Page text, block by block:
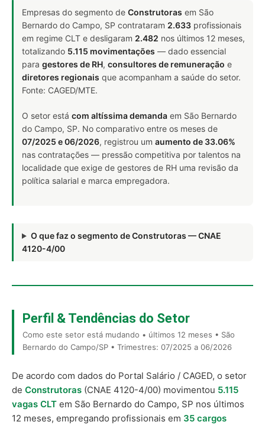
Empresas do segmento de Construtoras em São
Bernardo do Campo, SP contrataram 2.633 profissionais
em regime CLT e desligaram 2.482 nos últimos 12 meses,
totalizando 5.115 movimentações — dado essencial
para gestores de RH, consultores de remuneração e
diretores regionais que acompanham a saúde do setor.
Fonte: CAGED/MTE.
O setor está com altíssima demanda em São Bernardo
do Campo, SP. No comparativo entre os meses de
07/2025 e 06/2026, registrou um aumento de 33.06%
nas contratações — pressão competitiva por talentos na
localidade que exige de gestores de RH uma revisão da
política salarial e marca empregadora.
O que faz o segmento de Construtoras — CNAE
4120-4/00
Perfil & Tendências do Setor
Como este setor está mudando • últimos 12 meses • São
Bernardo do Campo/SP • Trimestres: 07/2025 a 06/2026
De acordo com dados do Portal Salário / CAGED, o setor
de Construtoras (CNAE 4120-4/00) movimentou 5.115
vagas CLT em São Bernardo do Campo, SP nos últimos
12 meses, empregando profissionais em 35 cargos